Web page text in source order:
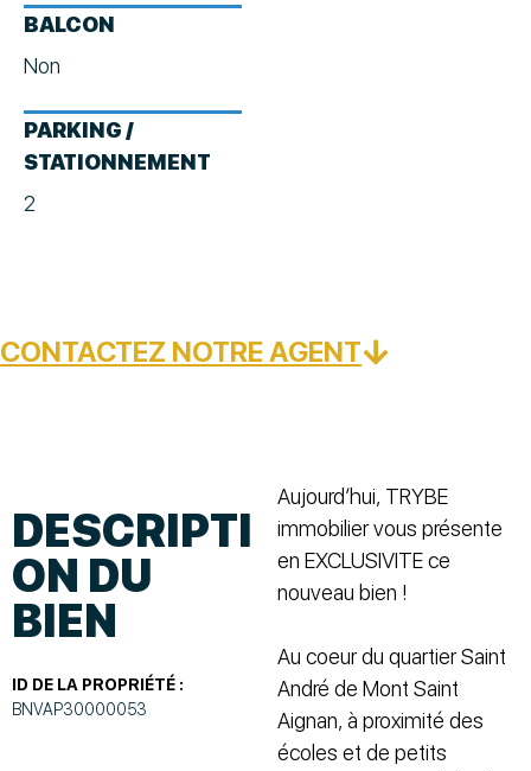
BALCON
Non
PARKING /
STATIONNEMENT
2
CONTACTEZ NOTRE AGENT
DESCRIPTI
ON DU
BIEN
ID DE LA PROPRIÉTÉ :
BNVAP30000053
Aujourd’hui, TRYBE
immobilier vous présente
en EXCLUSIVITE ce
nouveau bien !
Au coeur du quartier Saint
André de Mont Saint
Aignan, à proximité des
écoles et de petits